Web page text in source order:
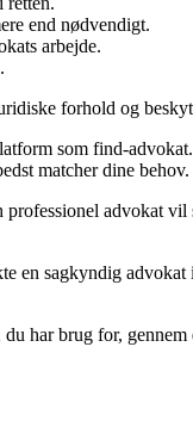
end nødvendigt.
arbejde.
forhold og
som find-
matcher dine behov.
advokat
en sagkyndig
har brug for,